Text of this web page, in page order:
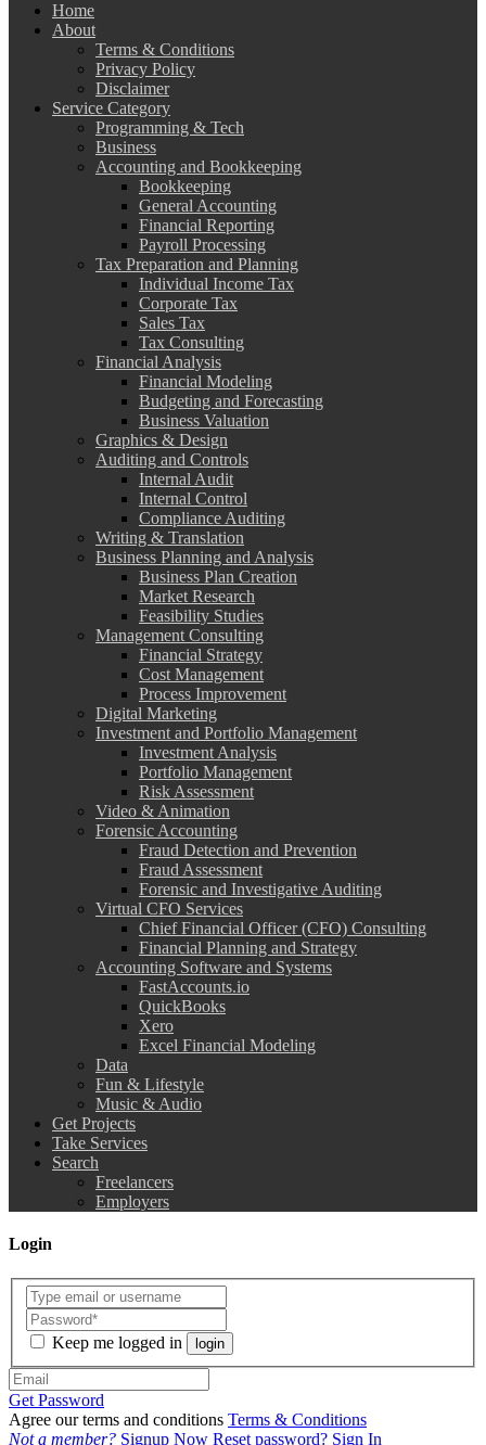
Home
About
Terms & Conditions
Privacy Policy
Disclaimer
Service Category
Programming & Tech
Business
Accounting and Bookkeeping
Bookkeeping
General Accounting
Financial Reporting
Payroll Processing
Tax Preparation and Planning
Individual Income Tax
Corporate Tax
Sales Tax
Tax Consulting
Financial Analysis
Financial Modeling
Budgeting and Forecasting
Business Valuation
Graphics & Design
Auditing and Controls
Internal Audit
Internal Control
Compliance Auditing
Writing & Translation
Business Planning and Analysis
Business Plan Creation
Market Research
Feasibility Studies
Management Consulting
Financial Strategy
Cost Management
Process Improvement
Digital Marketing
Investment and Portfolio Management
Investment Analysis
Portfolio Management
Risk Assessment
Video & Animation
Forensic Accounting
Fraud Detection and Prevention
Fraud Assessment
Forensic and Investigative Auditing
Virtual CFO Services
Chief Financial Officer (CFO) Consulting
Financial Planning and Strategy
Accounting Software and Systems
FastAccounts.io
QuickBooks
Xero
Excel Financial Modeling
Data
Fun & Lifestyle
Music & Audio
Get Projects
Take Services
Search
Freelancers
Employers
Login
Keep me logged in login
Get Password
Agree our terms and conditions Terms & Conditions
Not a member? Signup Now Reset password? Sign In